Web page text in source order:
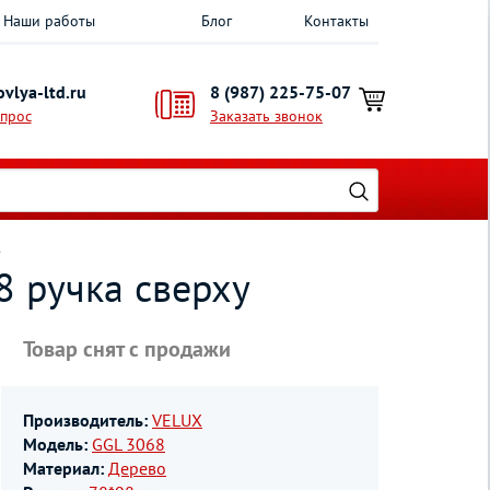
Наши работы Блог Контакты
ltd.ru 8 (987) 225-75-07
Заказать звонок
ручка сверху
Товар снят с продажи
Производитель: VELUX
Модель: GGL 3068
Материал: Дерево